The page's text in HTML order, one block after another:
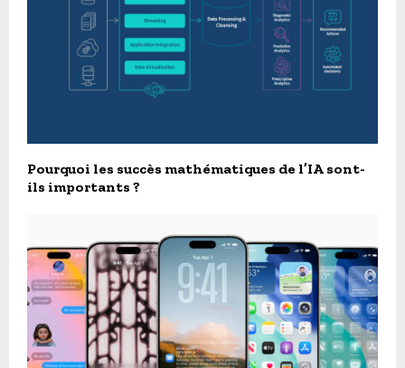
Pourquoi les succès mathématiques de l’IA sont-
ils importants ?